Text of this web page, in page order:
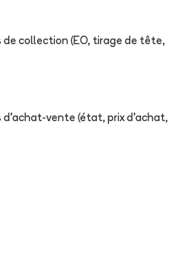
collection (EO, tirage de tête,
d'achat-vente (état, prix d'achat,